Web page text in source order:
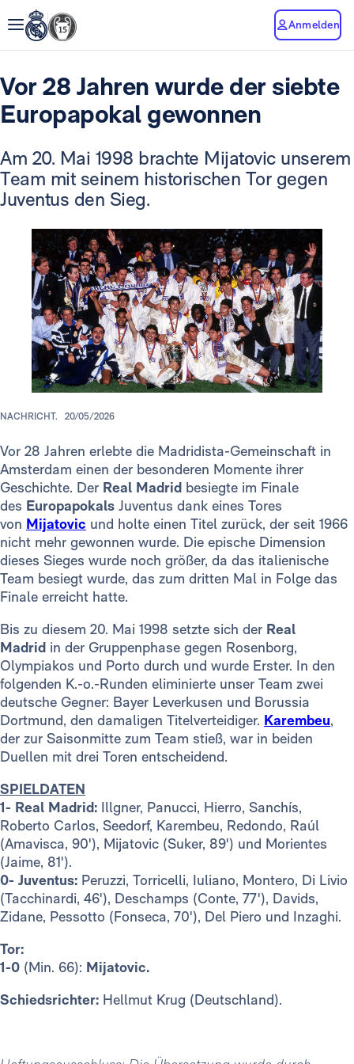
Anmelden
Vor 28 Jahren wurde der siebte
Europapokal gewonnen
Am 20. Mai 1998 brachte Mijatovic unserem
Team mit seinem historischen Tor gegen
Juventus den Sieg.
NACHRICHT. 20/05/2026
Vor 28 Jahren erlebte die Madridista-Gemeinschaft in
Amsterdam einen der besonderen Momente ihrer
Geschichte. Der Real Madrid besiegte im Finale
des Europapokals Juventus dank eines Tores
von Mijatovic und holte einen Titel zurück, der seit 1966
nicht mehr gewonnen wurde. Die epische Dimension
dieses Sieges wurde noch größer, da das italienische
Team besiegt wurde, das zum dritten Mal in Folge das
Finale erreicht hatte.
Bis zu diesem 20. Mai 1998 setzte sich der Real
Madrid in der Gruppenphase gegen Rosenborg,
Olympiakos und Porto durch und wurde Erster. In den
folgenden K.-o.-Runden eliminierte unser Team zwei
deutsche Gegner: Bayer Leverkusen und Borussia
Dortmund, den damaligen Titelverteidiger. Karembeu,
der zur Saisonmitte zum Team stieß, war in beiden
Duellen mit drei Toren entscheidend.
SPIELDATEN
1- Real Madrid: Illgner, Panucci, Hierro, Sanchís,
Roberto Carlos, Seedorf, Karembeu, Redondo, Raúl
(Amavisca, 90'), Mijatovic (Suker, 89') und Morientes
(Jaime, 81').
0- Juventus: Peruzzi, Torricelli, Iuliano, Montero, Di Livio
(Tacchinardi, 46'), Deschamps (Conte, 77'), Davids,
Zidane, Pessotto (Fonseca, 70'), Del Piero und Inzaghi.
Tor:
1-0 (Min. 66): Mijatovic.
Schiedsrichter: Hellmut Krug (Deutschland).